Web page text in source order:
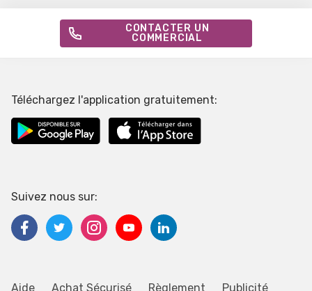
CONTACTER UN
COMMERCIAL
Aide Achat Sécurisé Règlement Publicité
Téléchargez l'application gratuitement:
Suivez nous sur: